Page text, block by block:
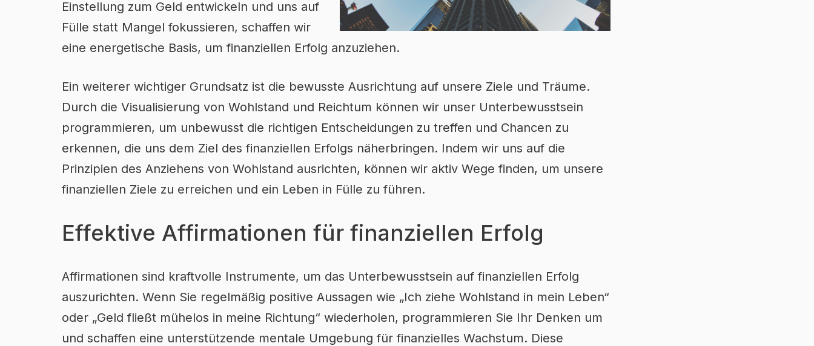
Einstellung zum Geld entwickeln und uns auf
Fülle statt Mangel fokussieren, schaffen wir
eine energetische Basis, um finanziellen Erfolg anzuziehen.
Ein weiterer wichtiger Grundsatz ist die bewusste Ausrichtung auf unsere Ziele und Träume.
Durch die Visualisierung von Wohlstand und Reichtum können wir unser Unterbewusstsein
programmieren, um unbewusst die richtigen Entscheidungen zu treffen und Chancen zu
erkennen, die uns dem Ziel des finanziellen Erfolgs näherbringen. Indem wir uns auf die
Prinzipien des Anziehens von Wohlstand ausrichten, können wir aktiv Wege finden, um unsere
finanziellen Ziele zu erreichen und ein Leben in Fülle zu führen.
Effektive Affirmationen für finanziellen Erfolg
Affirmationen sind kraftvolle Instrumente, um das Unterbewusstsein auf finanziellen Erfolg
auszurichten. Wenn Sie regelmäßig positive Aussagen wie „Ich ziehe Wohlstand in mein Leben“
oder „Geld fließt mühelos in meine Richtung“ wiederholen, programmieren Sie Ihr Denken um
und schaffen eine unterstützende mentale Umgebung für finanzielles Wachstum. Diese